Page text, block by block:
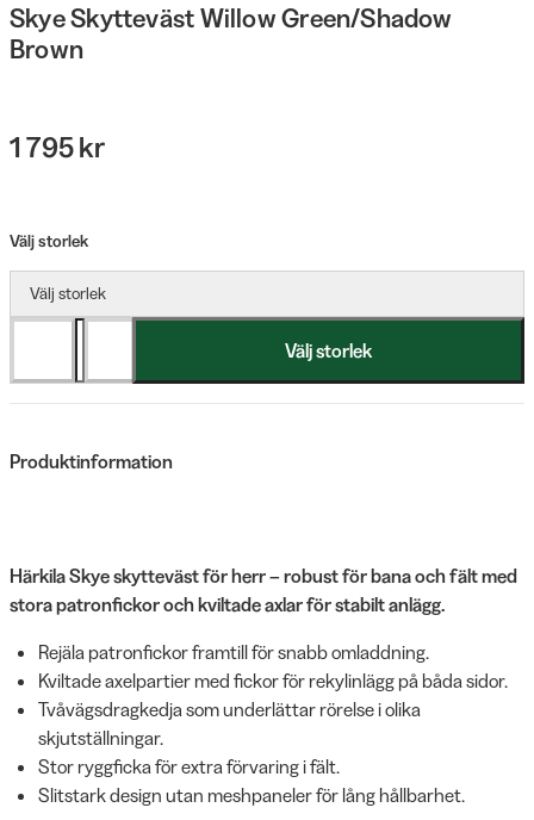
Skye Skytteväst Willow Green/Shadow
Brown
1 795 kr
Välj storlek
Välj storlek
Välj storlek
Produktinformation
Härkila Skye skytteväst för herr – robust för bana och fält med
stora patronfickor och kviltade axlar för stabilt anlägg.
Rejäla patronfickor framtill för snabb omladdning.
Kviltade axelpartier med fickor för rekylinlägg på båda sidor.
Tvåvägsdragkedja som underlättar rörelse i olika
skjutställningar.
Stor ryggficka för extra förvaring i fält.
Slitstark design utan meshpaneler för lång hållbarhet.